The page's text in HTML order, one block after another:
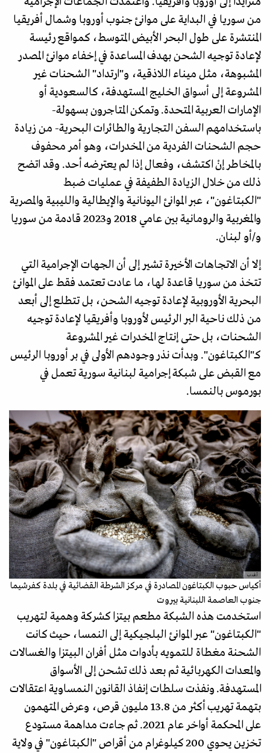
من سوريا في البداية على موانئ جنوب أوروبا وشمال أفريقيا
المنتشرة على طول البحر الأبيض المتوسط، كمواقع رئيسة
لإعادة توجيه الشحن بهدف المساعدة في إخفاء موانئ المصدر
المشبوهة، مثل ميناء اللاذقية، و"ارتداد" الشحنات غير
المشروعة إلى أسواق الخليج المستهدفة، كالسعودية أو
الإمارات العربية المتحدة. وتمكن المتاجرون بسهولة-
باستخدامهم السفن التجارية والطائرات البحرية- من زيادة
حجم الشحنات الفردية من المخدرات، وهو أمر محفوف
بالمخاطر إنْ اكتشف، وفعال إذا لم يعترضه أحد. وقد اتضح
ذلك من خلال الزيادة الطفيفة في عمليات ضبط
"الكبتاغون"، عبر الموانئ اليونانية والإيطالية والليبية والمصرية
والمغربية والرومانية بين عامي 2018 و2023 قادمة من سوريا
و/أو لبنان.
إلا أن الاتجاهات الأخيرة تشير إلى أن الجهات الإجرامية التي
تتخذ من سوريا قاعدة لها، ما عادت تعتمد فقط على الموانئ
البحرية الأوروبية لإعادة توجيه الشحن، بل تتطلع إلى أبعد
من ذلك ناحية البر الرئيس لأوروبا وأفريقيا لإعادة توجيه
الشحنات، بل حتى إنتاج المخدرات غير المشروعة
كـ"الكبتاغون". وبدأت نذر وجودهم الأولى في بر أوروبا الرئيس
مع القبض على شبكة إجرامية لبنانية سورية تعمل في
بورموس بالنمسا.
أ.ف.ب
أكياس حبوب الكبتاغون المصادرة في مركز الشرطة القضائية في بلدة كفرشيما
جنوب العاصمة اللبنانية بيروت
استخدمت هذه الشبكة مطعم بيتزا كشركة وهمية لتهريب
"الكبتاغون" عبر الموانئ البلجيكية إلى النمسا، حيث كانت
الشحنة مغطاة للتمويه بأدوات مثل أفران البيتزا والغسالات
والمعدات الكهربائية ثم بعد ذلك تشحن إلى الأسواق
المستهدفة. ونفذت سلطات إنفاذ القانون النمساوية اعتقالات
بتهمة تهريب أكثر من 13.8 مليون قرص، وعرض المتهمون
على المحكمة أواخر عام 2021. ثم جاءت مداهمة مستودع
تخزين يحوي 200 كيلوغرام من أقراص "الكبتاغون" في ولاية